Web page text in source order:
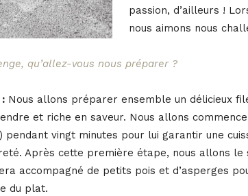
passion, d’ailleurs !
nous aimons nous
qu’allez-vous nous préparer ?
Nous allons préparer ensemble un délicieux
et riche en saveur. Nous allons
pendant vingt minutes pour lui garantir une
Après cette première étape, nous allons le
accompagné de petits pois et d’asperges
du plat.